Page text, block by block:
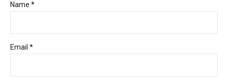
Name *
Email *